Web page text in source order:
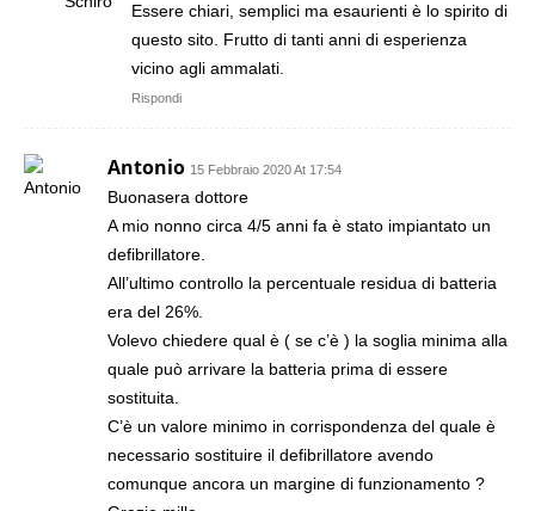
Essere chiari, semplici ma esaurienti è lo spirito di
questo sito. Frutto di tanti anni di esperienza
vicino agli ammalati.
Rispondi
Antonio 15 Febbraio 2020 At 17:54
Buonasera dottore
A mio nonno circa 4/5 anni fa è stato impiantato un
defibrillatore.
All’ultimo controllo la percentuale residua di batteria
era del 26%.
Volevo chiedere qual è ( se c’è ) la soglia minima alla
quale può arrivare la batteria prima di essere
sostituita.
C’è un valore minimo in corrispondenza del quale è
necessario sostituire il defibrillatore avendo
comunque ancora un margine di funzionamento ?